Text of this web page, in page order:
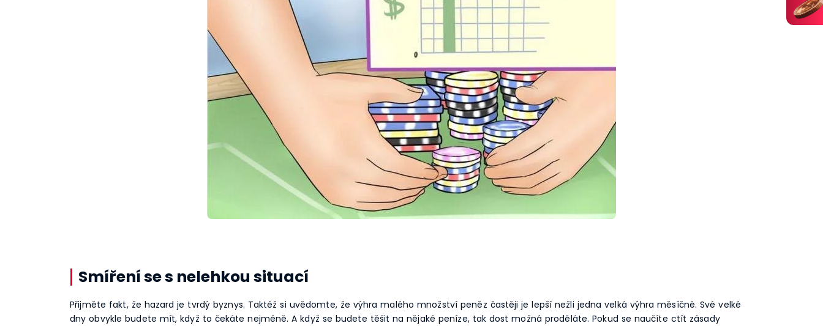
Smíření se s nelehkou situací
Přijměte fakt, že hazard je tvrdý byznys. Taktéž si uvědomte, že výhra malého množství peněz častěji je lepší nežli jedna velká výhra měsíčně. Své velké
dny obvykle budete mít, když to čekáte nejméně. A když se budete těšit na nějaké peníze, tak dost možná proděláte. Pokud se naučíte ctít zásady